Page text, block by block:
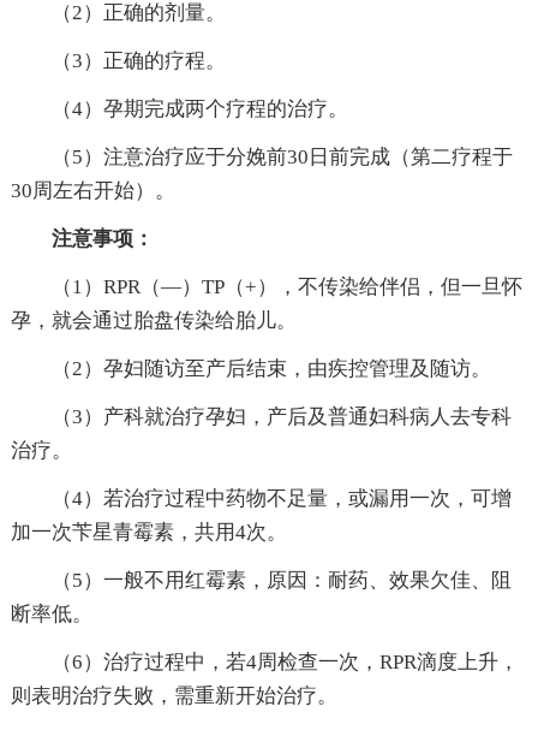
（2）正确的剂量。
（3）正确的疗程。
（4）孕期完成两个疗程的治疗。
（5）注意治疗应于分娩前30日前完成（第二疗程于
30周左右开始）。
注意事项：
（1）RPR（—）TP（+），不传染给伴侣，但一旦怀
孕，就会通过胎盘传染给胎儿。
（2）孕妇随访至产后结束，由疾控管理及随访。
（3）产科就治疗孕妇，产后及普通妇科病人去专科
治疗。
（4）若治疗过程中药物不足量，或漏用一次，可增
加一次苄星青霉素，共用4次。
（5）一般不用红霉素，原因：耐药、效果欠佳、阻
断率低。
（6）治疗过程中，若4周检查一次，RPR滴度上升，
则表明治疗失败，需重新开始治疗。